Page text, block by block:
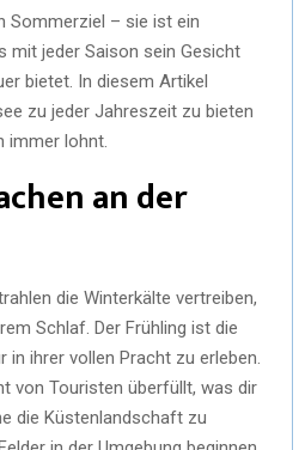
Sommerziel – sie ist ein
mit jeder Saison sein Gesicht
bietet. In diesem Artikel
zu jeder Jahreszeit zu bieten
immer lohnt.
an der
die Winterkälte vertreiben,
Schlaf. Der Frühling ist die
ihrer vollen Pracht zu erleben.
von Touristen überfüllt, was dir
die Küstenlandschaft zu